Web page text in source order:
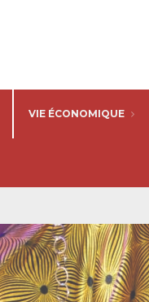
VIE ÉCONOMIQUE